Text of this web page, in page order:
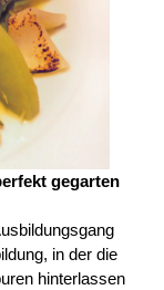
gegarten
in der die
hinterlassen